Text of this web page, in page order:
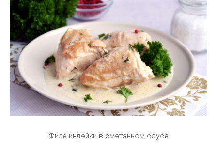
Филе индейки в сметанном соусе